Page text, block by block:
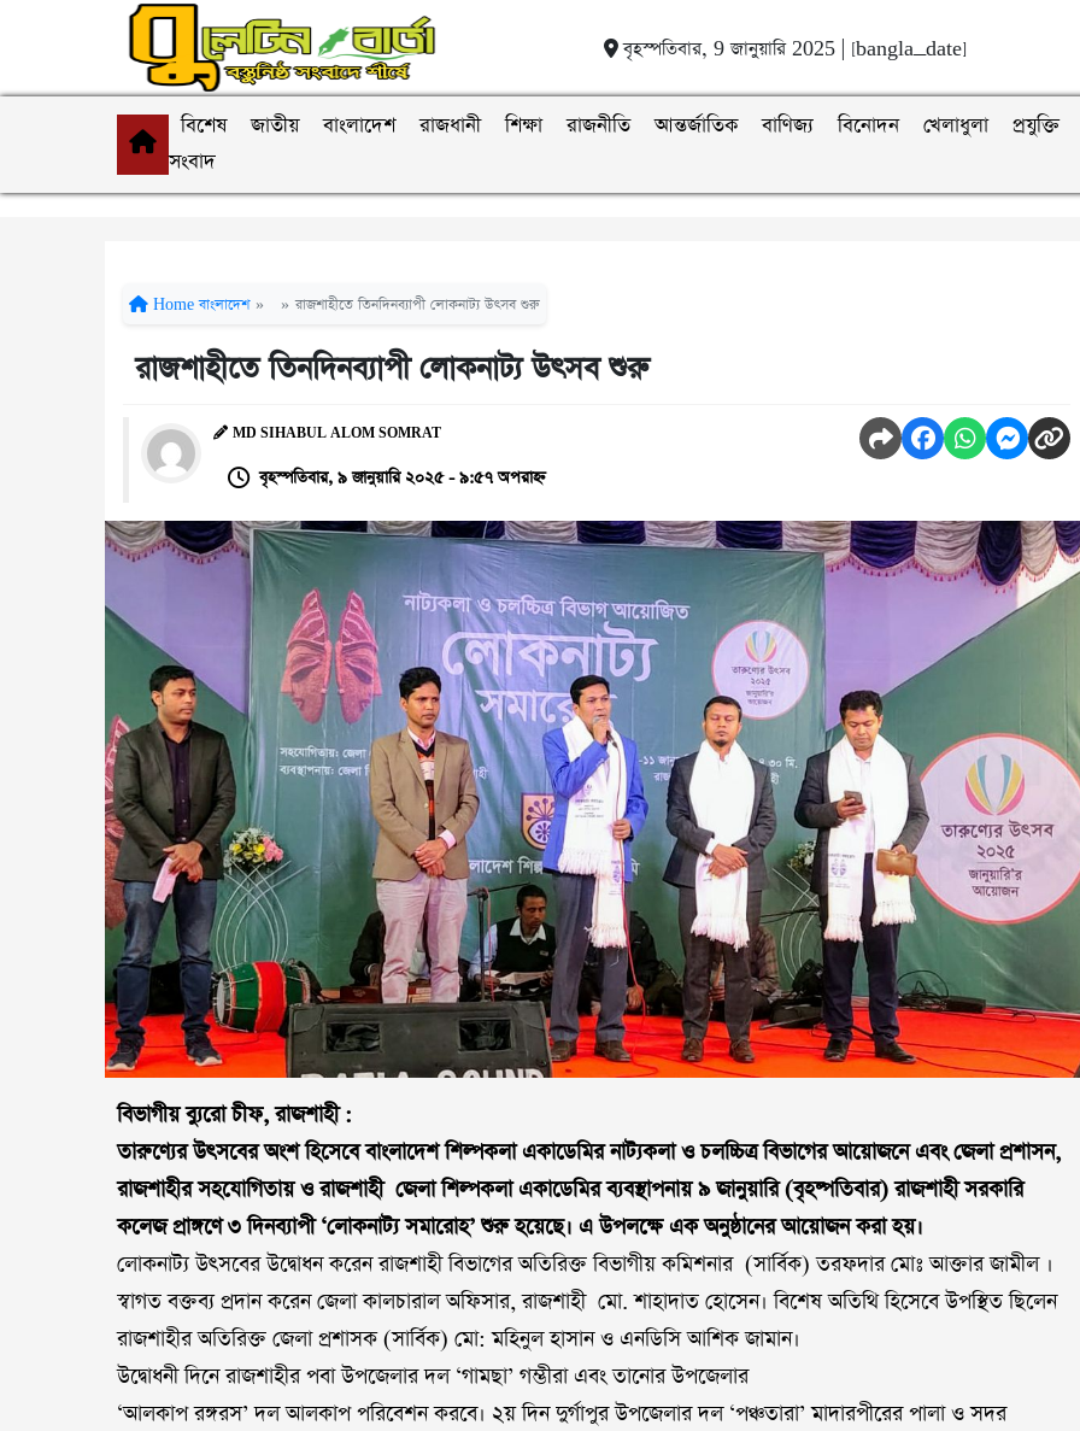
বৃহস্পতিবার, 9 জানুয়ারি 2025 | [bangla_date]
বিশেষ
সংবাদ
জাতীয় বাংলাদেশ রাজধানী শিক্ষা রাজনীতি আন্তর্জাতিক বাণিজ্য বিনোদন খেলাধুলা প্রযুক্তি
Home বাংলাদেশ » » রাজশাহীতে তিনদিনব্যাপী লোকনাট্য উৎসব শুরু
রাজশাহীতে তিনদিনব্যাপী লোকনাট্য উৎসব শুরু
MD SIHABUL ALOM SOMRAT
বৃহস্পতিবার, ৯ জানুয়ারি ২০২৫ - ৯:৫৭ অপরাহ্ন
বিভাগীয় ব্যুরো চীফ, রাজশাহী :
তারুণ্যের উৎসবের অংশ হিসেবে বাংলাদেশ শিল্পকলা একাডেমির নাট্যকলা ও চলচ্চিত্র বিভাগের আয়োজনে এবং জেলা প্রশাসন,
রাজশাহীর সহযোগিতায় ও রাজশাহী জেলা শিল্পকলা একাডেমির ব্যবস্থাপনায় ৯ জানুয়ারি (বৃহষ্পতিবার) রাজশাহী সরকারি
কলেজ প্রাঙ্গণে ৩ দিনব্যাপী ‘লোকনাট্য সমারোহ’শুরু হয়েছে। এ উপলক্ষে এক অনুষ্ঠানের আয়োজন করা হয়।
লোকনাট্য উৎসবের উদ্বোধন করেন রাজশাহী বিভাগের অতিরিক্ত বিভাগীয় কমিশনার (সার্বিক) তরফদার মোঃ আক্তার জামীল ।
স্বাগত বক্তব্য প্রদান করেন জেলা কালচারাল অফিসার, রাজশাহী মো. শাহাদাত হোসেন। বিশেষ অতিথি হিসেবে উপস্থিত ছিলেন
রাজশাহীর অতিরিক্ত জেলা প্রশাসক (সার্বিক) মো: মহিনুল হাসান ও এনডিসি আশিক জামান।
উদ্বোধনী দিনে রাজশাহীর পবা উপজেলার দল ‘গামছা’ গম্ভীরা এবং তানোর উপজেলার
‘আলকাপ রঙ্গরস’ দল আলকাপ পরিবেশন করবে। ২য় দিন দুর্গাপুর উপজেলার দল ‘পঞ্চতারা’ মাদারপীরের পালা ও সদর